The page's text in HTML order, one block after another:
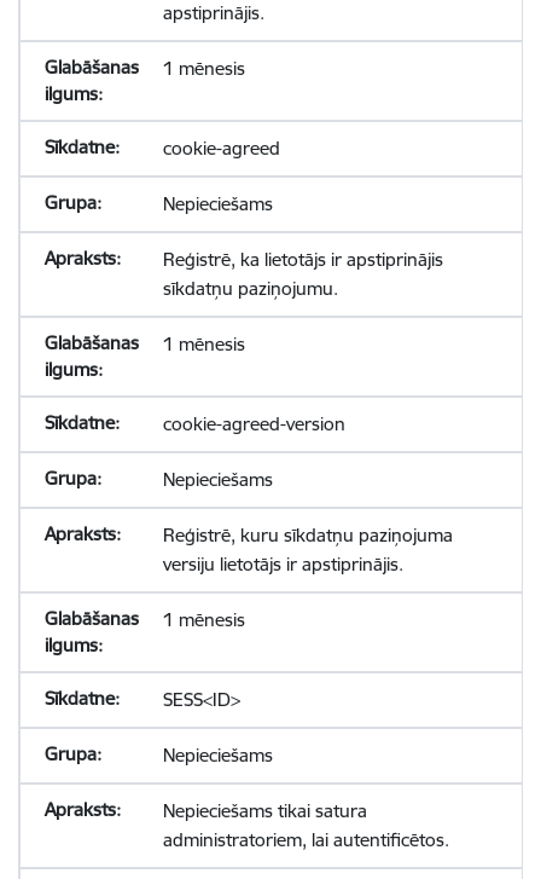
apstiprinājis.
1 mēnesis
cookie-agreed
Nepieciešams
Reģistrē, ka lietotājs ir apstiprinājis
sīkdatņu paziņojumu.
1 mēnesis
cookie-agreed-version
Nepieciešams
Reģistrē, kuru sīkdatņu paziņojuma
versiju lietotājs ir apstiprinājis.
1 mēnesis
SESS<ID>
Nepieciešams
Nepieciešams tikai satura
administratoriem, lai autentificētos.